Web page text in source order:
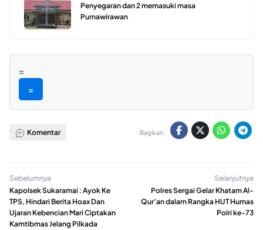
Penyegaran dan 2 memasuki masa
Purnawirawan
=
=
Komentar Bagikan:
Sebelumnya
Kapolsek Sukaramai : Ayok Ke
TPS, Hindari Berita Hoax Dan
Ujaran Kebencian Mari Ciptakan
Kamtibmas Jelang Pilkada
Selanjutnya
Polres Sergai Gelar Khatam Al-
Qur’an dalam Rangka HUT Humas
Polri ke-73